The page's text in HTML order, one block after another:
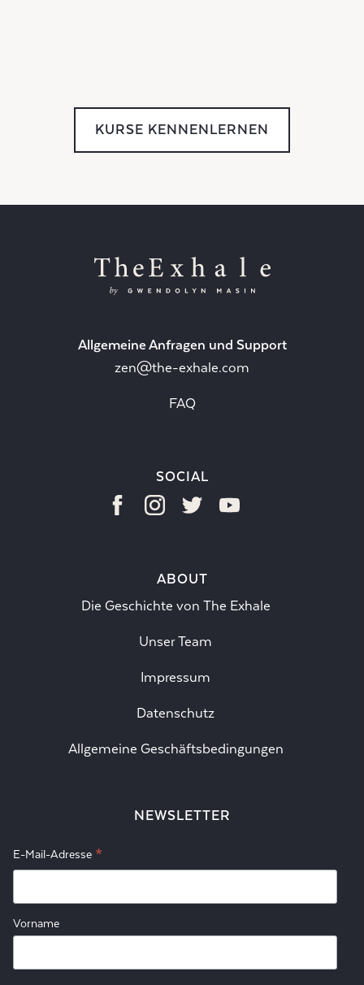
KURSE KENNENLERNEN
Allgemeine Anfragen und Support
zen@the-exhale.com
FAQ
SOCIAL
ABOUT
Die Geschichte von The Exhale
Unser Team
Impressum
Datenschutz
Allgemeine Geschäftsbedingungen
NEWSLETTER
E-Mail-Adresse *
Vorname